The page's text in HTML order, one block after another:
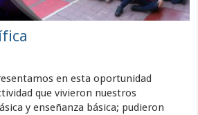
en esta oportunidad
que vivieron nuestros
y enseñanza básica; pudieron